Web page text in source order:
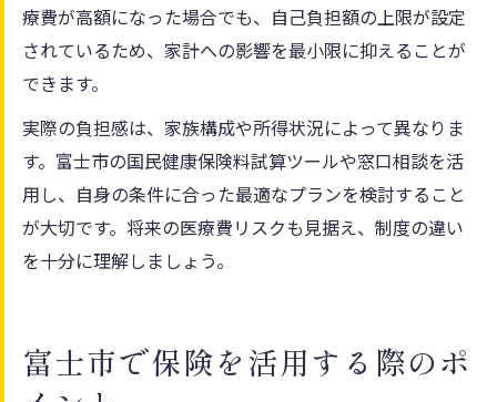
療費が高額になった場合でも、自己負担額の上限が設定
されているため、家計への影響を最小限に抑えることが
できます。
実際の負担感は、家族構成や所得状況によって異なりま
す。富士市の国民健康保険料試算ツールや窓口相談を活
用し、自身の条件に合った最適なプランを検討すること
が大切です。将来の医療費リスクも見据え、制度の違い
を十分に理解しましょう。
富士市で保険を活用する際のポ